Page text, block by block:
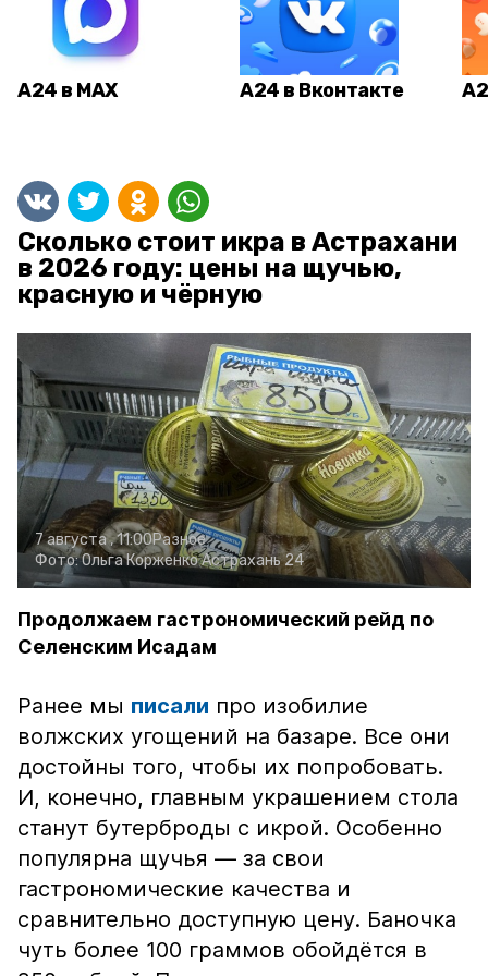
А24 в MAX А24 в Вконтакте
Сколько стоит икра в Астрахани
в 2026 году: цены на щучью,
красную и чёрную
7 августа , 11:00Разное
Фото:Ольга КорженкоАстрахань 24
Продолжаем гастрономический рейд по
Селенским Исадам
Ранее мы писали про изобилие
волжских угощений на базаре. Все они
достойны того, чтобы их попробовать.
И, конечно, главным украшением стола
станут бутерброды с икрой. Особенно
популярна щучья — за свои
гастрономические качества и
сравнительно доступную цену. Баночка
чуть более 100 граммов обойдётся в